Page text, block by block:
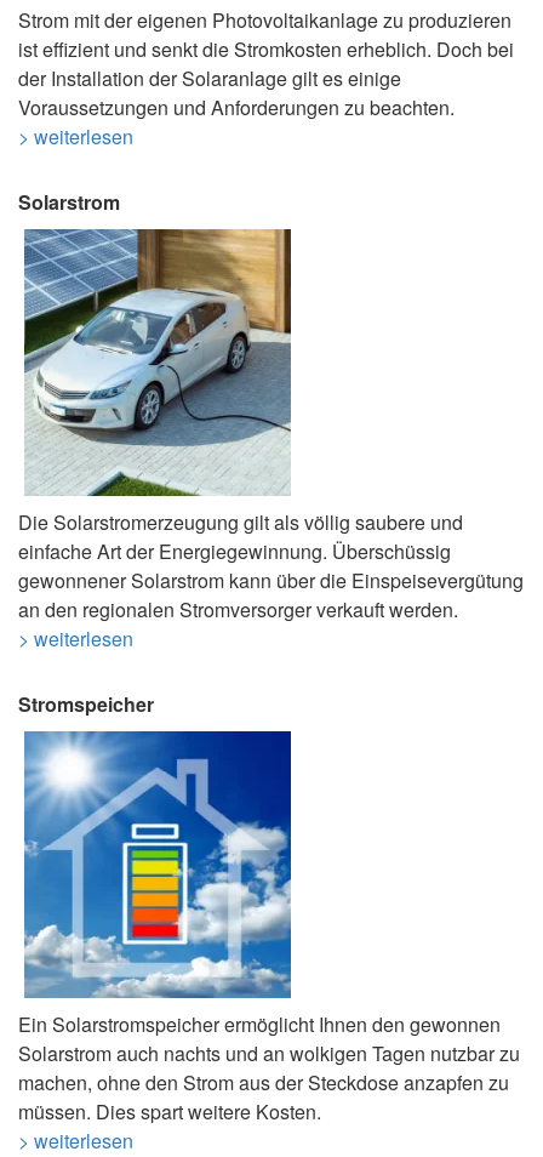
Strom mit der eigenen Photovoltaikanlage zu produzieren
ist effizient und senkt die Stromkosten erheblich. Doch bei
der Installation der Solaranlage gilt es einige
Voraussetzungen und Anforderungen zu beachten.
> weiterlesen
Solarstrom
Die Solarstromerzeugung gilt als völlig saubere und
einfache Art der Energiegewinnung. Überschüssig
gewonnener Solarstrom kann über die Einspeisevergütung
an den regionalen Stromversorger verkauft werden.
> weiterlesen
Stromspeicher
Ein Solarstromspeicher ermöglicht Ihnen den gewonnen
Solarstrom auch nachts und an wolkigen Tagen nutzbar zu
machen, ohne den Strom aus der Steckdose anzapfen zu
müssen. Dies spart weitere Kosten.
> weiterlesen